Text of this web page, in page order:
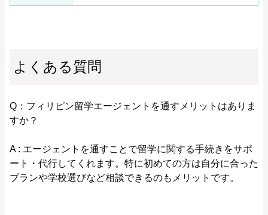
よくある質問
Q：フィリピン留学エージェントを通すメリットはありま
すか？
A : エージェントを通すことで留学に関する手続きをサポ
ート・代行してくれます。特に初めての方は自分に合った
プランや学校選びなど相談できるのもメリットです。